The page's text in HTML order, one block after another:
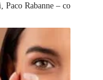
Rabanne – co